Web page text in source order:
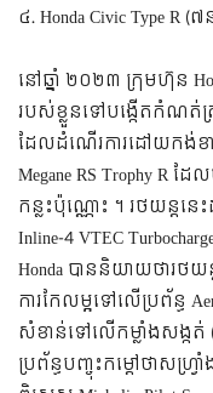
៤. Honda Civic Type R (
នៅឆ្នាំ ២០២៣ ក្រុមហ៊ុន
របស់ខ្លួនទៅបង្កើតកំណត់ត្
ដែលដំណើរការដៅយកង់ខ
Megane RS Trophy R
កន្លះប៉ុណ្ណោះ ។ រថយន្ត
Inline-4 VTEC
Honda បាននិយាយថារថយ
ការកែលម្អទៅលើប្រព័ន្ធ
សំខាន់ទៅលើកម្លាំងសង្កត់
ប្រព័ន្ធបញ្ចុះកម្ដៅថាសហ្